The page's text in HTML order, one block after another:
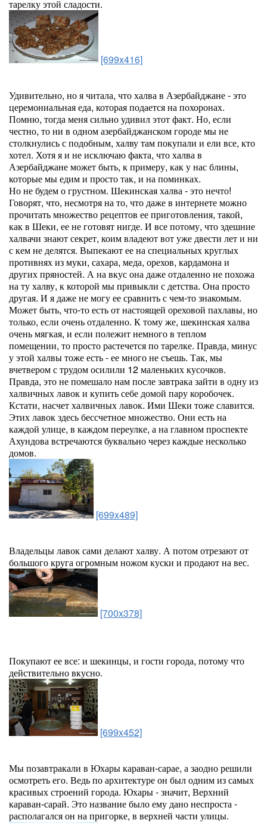
тарелку этой сладости.
[699x416]
Удивительно, но я читала, что халва в Азербайджане - это
церемониальная еда, которая подается на похоронах.
Помню, тогда меня сильно удивил этот факт. Но, если
честно, то ни в одном азербайджанском городе мы не
столкнулись с подобным, халву там покупали и ели все, кто
хотел. Хотя я и не исключаю факта, что халва в
Азербайджане может быть, к примеру, как у нас блины,
которые мы едим и просто так, и на поминках.
Но не будем о грустном. Шекинская халва - это нечто!
Говорят, что, несмотря на то, что даже в интернете можно
прочитать множество рецептов ее приготовления, такой,
как в Шеки, ее не готовят нигде. И все потому, что здешние
халвачи знают секрет, коим владеют вот уже двести лет и ни
с кем не делятся. Выпекают ее на специальных круглых
противнях из муки, сахара, меда, орехов, кардамона и
других пряностей. А на вкус она даже отдаленно не похожа
на ту халву, к которой мы привыкли с детства. Она просто
другая. И я даже не могу ее сравнить с чем-то знакомым.
Может быть, что-то есть от настоящей ореховой пахлавы, но
только, если очень отдаленно. К тому же, шекинская халва
очень мягкая, и если полежит немного в теплом
помещении, то просто растечется по тарелке. Правда, минус
у этой халвы тоже есть - ее много не съешь. Так, мы
вчетвером с трудом осилили 12 маленьких кусочков.
Правда, это не помешало нам после завтрака зайти в одну из
халвичных лавок и купить себе домой пару коробочек.
Кстати, насчет халвичных лавок. Ими Шеки тоже славится.
Этих лавок здесь бессчетное множество. Они есть на
каждой улице, в каждом переулке, а на главном проспекте
Ахундова встречаются буквально через каждые несколько
домов.
[699x489]
Владельцы лавок сами делают халву. А потом отрезают от
большого круга огромным ножом куски и продают на вес.
[700x378]
Покупают ее все: и шекинцы, и гости города, потому что
действительно вкусно.
[699x452]
Мы позавтракали в Юхары караван-сарае, а заодно решили
осмотреть его. Ведь по архитектуре он был одним из самых
красивых строений города. Юхары - значит, Верхний
караван-сарай. Это название было ему дано неспроста -
располагался он на пригорке, в верхней части улицы.